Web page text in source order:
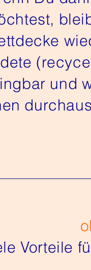
und
Vorteile